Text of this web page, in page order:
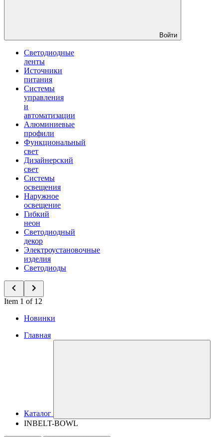
Войти
Светодиодные
ленты
Источники
питания
Системы
управления
и
автоматизации
Алюминиевые
профили
Функциональный
свет
Дизайнерский
свет
Системы
освещения
Наружное
освещение
Гибкий
неон
Светодиодный
декор
Электроустановочные
изделия
Светодиоды
Item 1 of 12
Новинки
Главная
Каталог
INBELT-BOWL